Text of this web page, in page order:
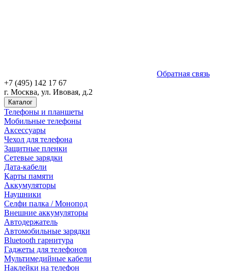
Обратная связь
+7 (495) 142 17 67
г. Москва, ул. Ивовая, д.2
Каталог
Телефоны и планшеты
Мобильные телефоны
Аксессуары
Чехол для телефона
Защитные пленки
Сетевые зарядки
Дата-кабели
Карты памяти
Аккумуляторы
Наушники
Селфи палка / Монопод
Внешние аккумуляторы
Автодержатель
Автомобильные зарядки
Bluetooth гарнитура
Гаджеты для телефонов
Мультимедийные кабели
Наклейки на телефон